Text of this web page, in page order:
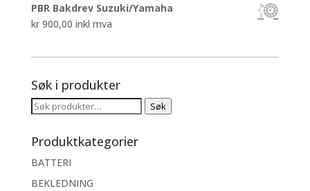
PBR Bakdrev Suzuki/Yamaha
kr900,00 inkl mva
Søk i produkter
Søk
Søk
Produktkategorier
BATTERI
BEKLEDNING